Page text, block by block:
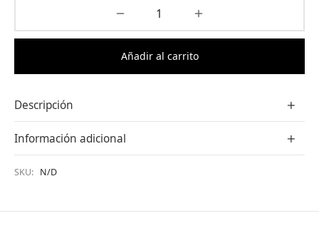
Añadir al carrito
Descripción
Información adicional
SKU: N/D